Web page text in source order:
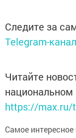
Следите за
Telegram-
Читайте
https://max.ru/
Самое